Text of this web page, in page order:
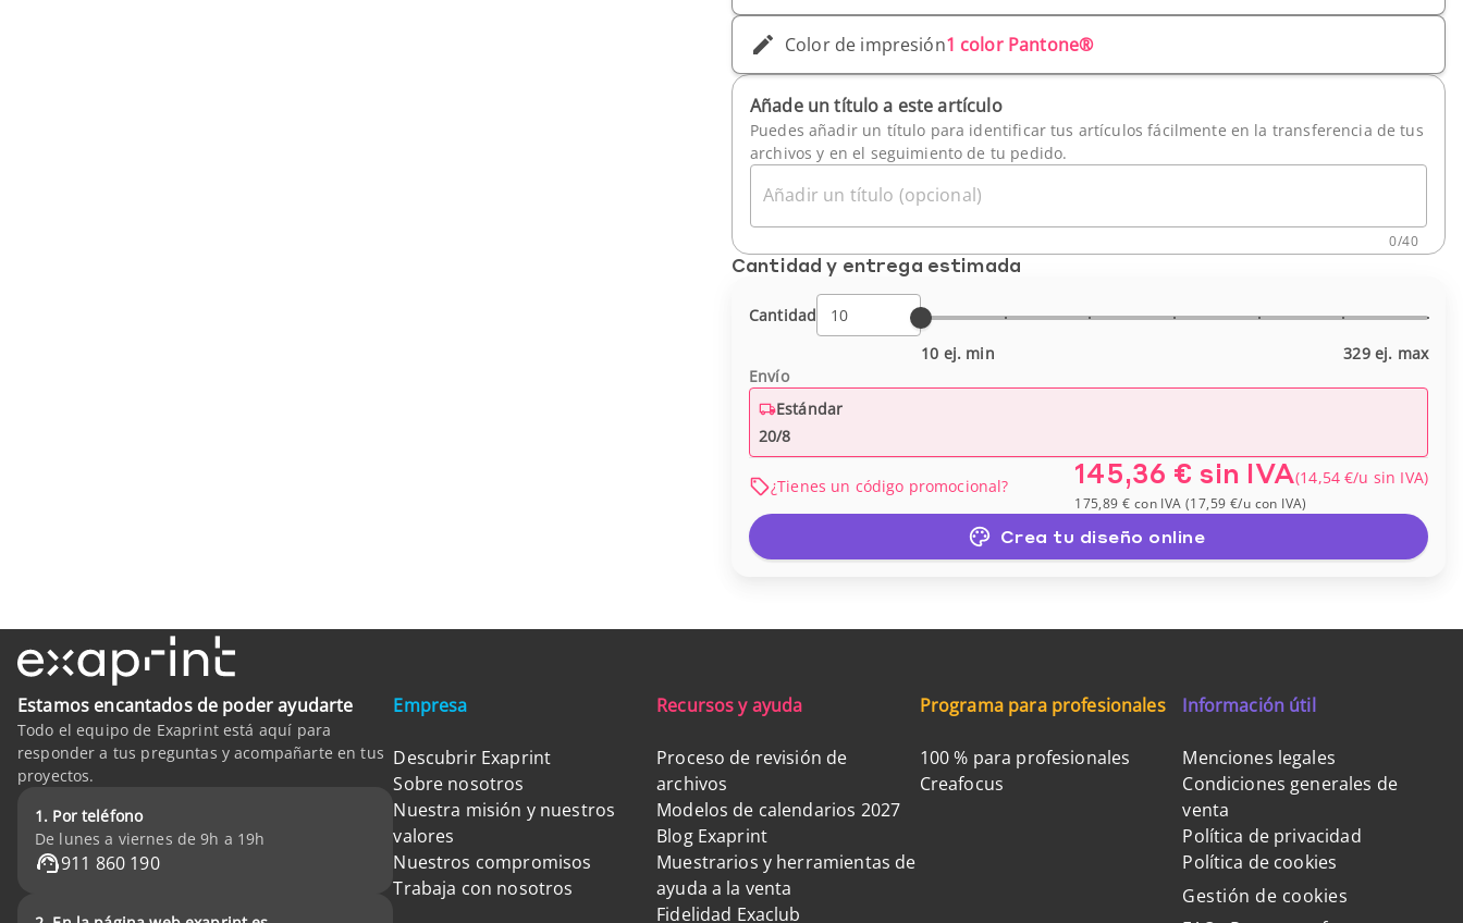
Color de impresión1 color Pantone®
Añade un título a este artículo
Puedes añadir un título para identificar tus artículos fácilmente en la transferencia de tus
archivos y en el seguimiento de tu pedido.
Añadir un título (opcional)
0/40
Cantidad y entrega estimada
Cantidad
10 ej. min
329 ej. max
Envío
Estándar
20/8
¿Tienes un código promocional? 145,36 € sin IVA(14,54 €/u sin IVA)
175,89 € con IVA (17,59 €/u con IVA)
Crea tu diseño online
Estamos encantados de poder ayudarte
Todo el equipo de Exaprint está aquí para
responder a tus preguntas y acompañarte en tus
proyectos.
1. Por teléfono
De lunes a viernes de 9h a 19h
911 860 190
Empresa
Descubrir Exaprint
Sobre nosotros
Nuestra misión y nuestros
valores
Nuestros compromisos
Trabaja con nosotros
Recursos y ayuda
Proceso de revisión de
archivos
Modelos de calendarios 2027
Blog Exaprint
Muestrarios y herramientas de
ayuda a la venta
Fidelidad Exaclub
Programa para profesionales
100 % para profesionales
Creafocus
Información útil
Menciones legales
Condiciones generales de
venta
Política de privacidad
Política de cookies
Gestión de cookies